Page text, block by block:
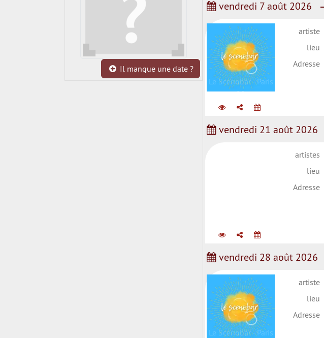
Il manque une date ?
vendredi 7 août 2026
Le Scénobar - Paris
20
artiste
lieu
Adresse
vendredi 21 août 2026
artistes
lieu
Adresse
vendredi 28 août 2026
Le Scénobar - Paris
artiste
lieu
Adresse